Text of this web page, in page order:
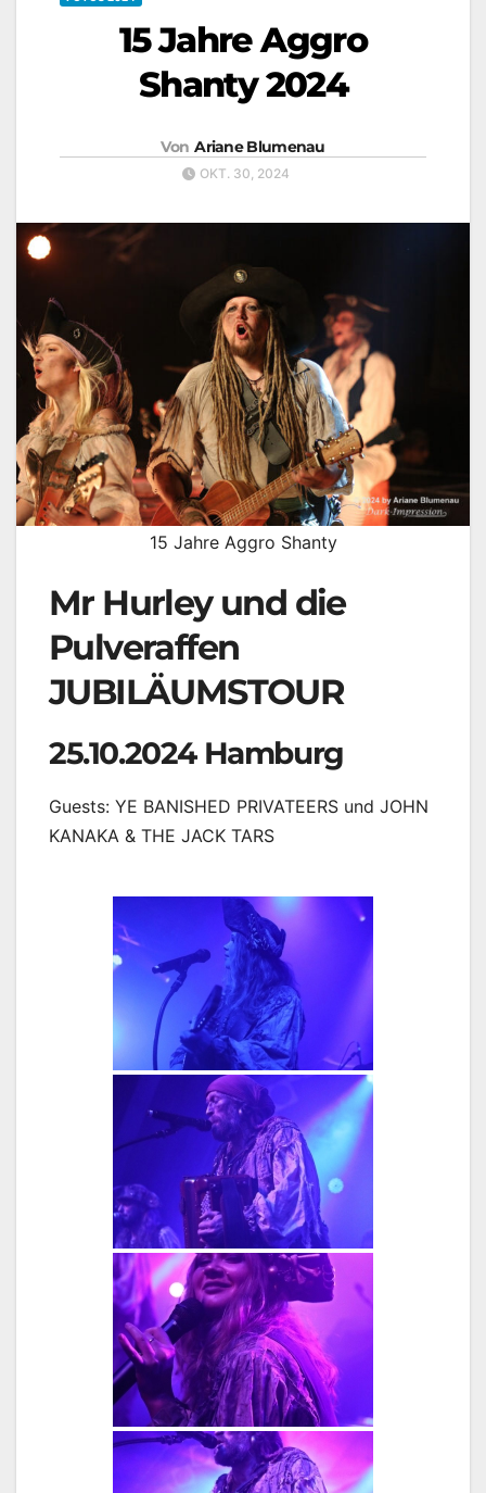
15 Jahre Aggro
Shanty 2024
Von Ariane Blumenau
OKT. 30, 2024
15 Jahre Aggro Shanty
Mr Hurley und die
Pulveraffen
JUBILÄUMSTOUR
25.10.2024 Hamburg
Guests: YE BANISHED PRIVATEERS und JOHN
KANAKA & THE JACK TARS